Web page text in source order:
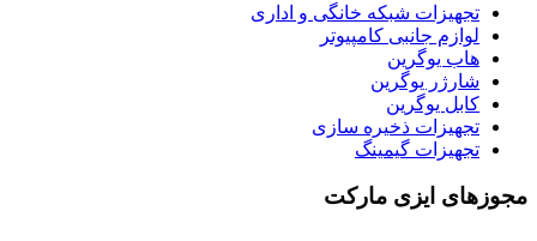
تجهیزات شبکه خانگی و اداری
لوازم جانبی کامپیوتر
هاب یوگرین
شارژر یوگرین
کابل یوگرین
تجهیزات ذخیره سازی
تجهیزات گیمینگ
مجوزهای ایزی مارکت